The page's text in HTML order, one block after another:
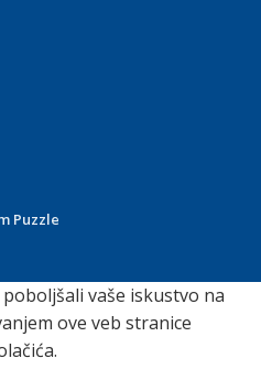
Puzzle
vaše iskustvo na
ove veb stranice